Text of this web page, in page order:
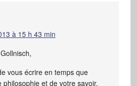
à 15 h 43 min
vous écrire en temps que
philosophie et de votre savoir.